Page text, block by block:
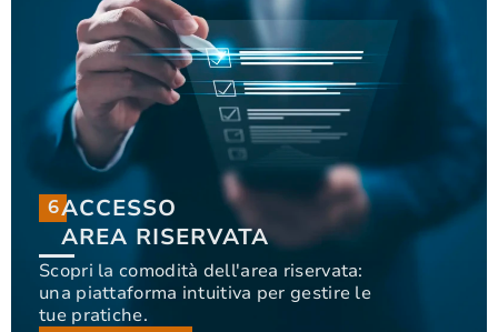
6ACCESSO
AREA RISERVATA
Scopri la comodità dell'area riservata:
una piattaforma intuitiva per gestire le
tue pratiche.
6
ACCESSO
AREA RISERVATA
Scopri la comodità dell'area riservata: una
piattaforma intuitiva per gestire le tue pratiche.